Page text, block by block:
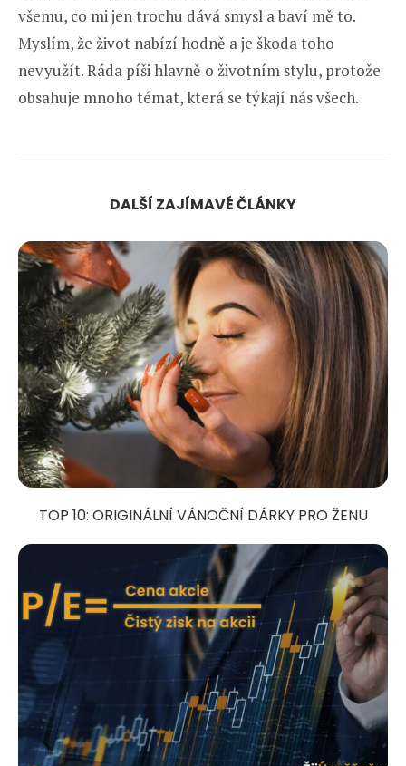
všemu, co mi jen trochu dává smysl a baví mě to.
Myslím, že život nabízí hodně a je škoda toho
nevyužít. Ráda píši hlavně o životním stylu, protože
obsahuje mnoho témat, která se týkají nás všech.
DALŠÍ ZAJÍMAVÉ ČLÁNKY
TOP 10: ORIGINÁLNÍ VÁNOČNÍ DÁRKY PRO ŽENU